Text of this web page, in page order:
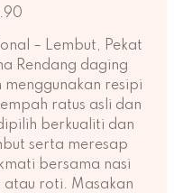
– Lembut, Pekat
Rendang daging
menggunakan resipi
ratus asli dan
berkualiti dan
serta meresap
bersama nasi
atau roti. Masakan